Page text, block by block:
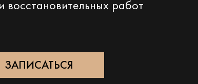
восстановительных работ